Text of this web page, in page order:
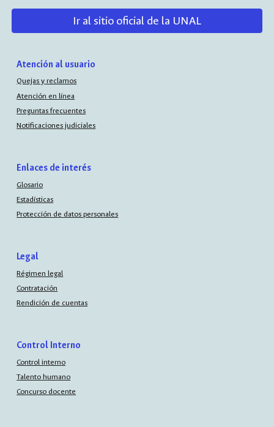
Ir al sitio oficial de la UNAL
Atención al usuario
Quejas y reclamos
Atención en línea
Preguntas frecuentes
Notificaciones judiciales
Enlaces de interés
Glosario
Estadísticas
Protección de datos personales
Legal
Régimen legal
Contratación
Rendición de cuentas
Control Interno
Control interno
Talento humano
Concurso docente